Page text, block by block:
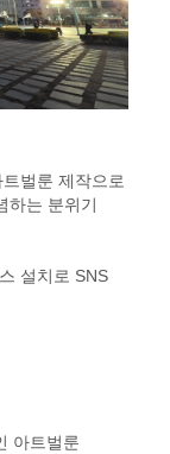
벌룬 제작으로
하는 분위기
설치로 SNS
아트벌룬